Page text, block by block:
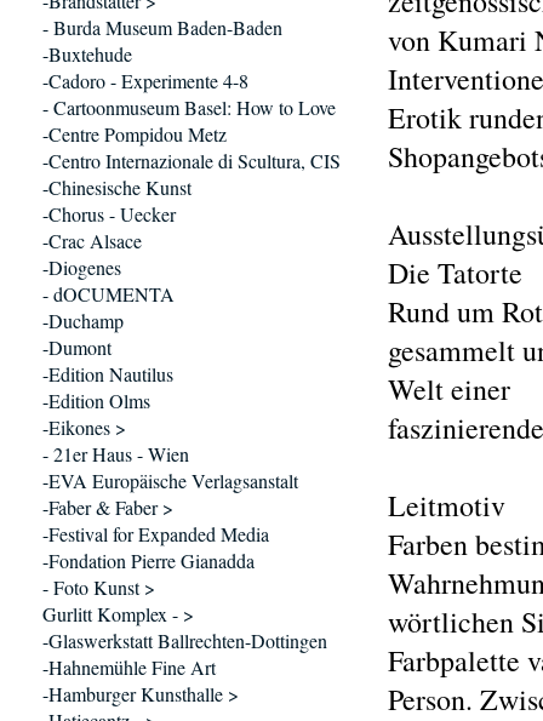
von Kumari
Erotik
Die Tatorte
Rund um
gesammelt
Welt einer
Leitmotiv
Farben
wörtlichen
Farbpalette
Person.
- Burda Museum Baden-Baden
-Buxtehude
-Cadoro - Experimente 4-8
- Cartoonmuseum Basel: How to Love
-Centre Pompidou Metz
-Centro Internazionale di Scultura, CIS
-Chinesische Kunst
-Chorus - Uecker
-Crac Alsace
-Diogenes
- dOCUMENTA
-Duchamp
-Dumont
-Edition Nautilus
-Edition Olms
-Eikones >
- 21er Haus - Wien
-EVA Europäische Verlagsanstalt
-Faber & Faber >
-Festival for Expanded Media
-Fondation Pierre Gianadda
- Foto Kunst >
Gurlitt Komplex - >
-Glaswerkstatt Ballrechten-Dottingen
-Hahnemühle Fine Art
-Hamburger Kunsthalle >